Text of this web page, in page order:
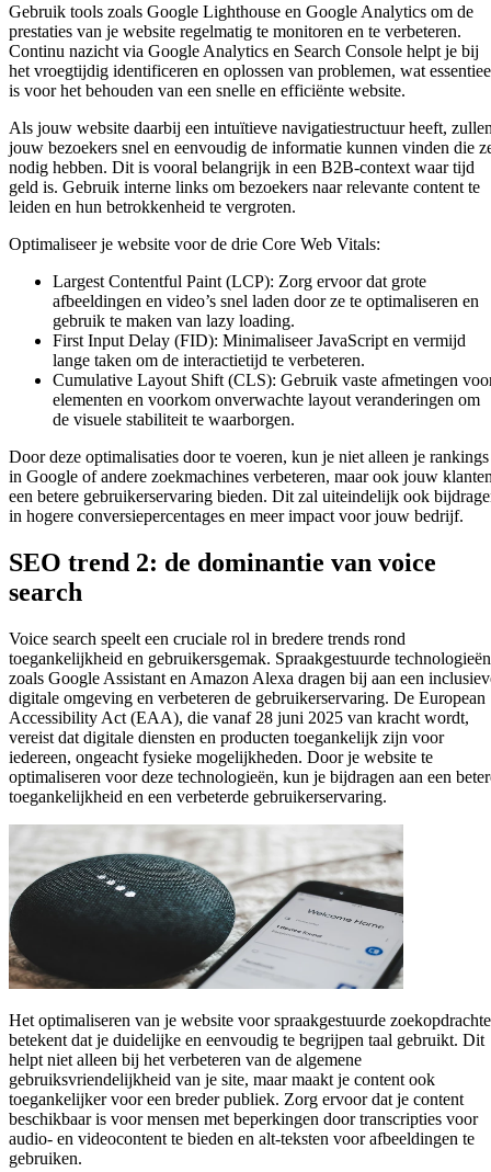
Gebruik tools zoals Google Lighthouse en Google Analytics om de
prestaties van je website regelmatig te monitoren en te verbeteren.
Continu nazicht via Google Analytics en Search Console helpt je bij
het vroegtijdig identificeren en oplossen van problemen, wat
is voor het behouden van een snelle en efficiënte website.
Als jouw website daarbij een intuïtieve navigatiestructuur heeft,
jouw bezoekers snel en eenvoudig de informatie kunnen vinden die
nodig hebben. Dit is vooral belangrijk in een B2B-context waar tijd
geld is. Gebruik interne links om bezoekers naar relevante content te
leiden en hun betrokkenheid te vergroten.
Optimaliseer je website voor de drie Core Web Vitals:
Largest Contentful Paint (LCP): Zorg ervoor dat grote
afbeeldingen en video’s snel laden door ze te optimaliseren en
gebruik te maken van lazy loading.
First Input Delay (FID): Minimaliseer JavaScript en vermijd
lange taken om de interactietijd te verbeteren.
Cumulative Layout Shift (CLS): Gebruik vaste afmetingen
elementen en voorkom onverwachte layout veranderingen om
de visuele stabiliteit te waarborgen.
Door deze optimalisaties door te voeren, kun je niet alleen je rankings
in Google of andere zoekmachines verbeteren, maar ook jouw
een betere gebruikerservaring bieden. Dit zal uiteindelijk ook
in hogere conversiepercentages en meer impact voor jouw bedrijf.
SEO trend 2: de dominantie van voice
search
Voice search speelt een cruciale rol in bredere trends rond
toegankelijkheid en gebruikersgemak. Spraakgestuurde technologieën
zoals Google Assistant en Amazon Alexa dragen bij aan een
digitale omgeving en verbeteren de gebruikerservaring. De European
Accessibility Act (EAA), die vanaf 28 juni 2025 van kracht wordt,
vereist dat digitale diensten en producten toegankelijk zijn voor
iedereen, ongeacht fysieke mogelijkheden. Door je website te
optimaliseren voor deze technologieën, kun je bijdragen aan een
toegankelijkheid en een verbeterde gebruikerservaring.
Het optimaliseren van je website voor spraakgestuurde
betekent dat je duidelijke en eenvoudig te begrijpen taal gebruikt. Dit
helpt niet alleen bij het verbeteren van de algemene
gebruiksvriendelijkheid van je site, maar maakt je content ook
toegankelijker voor een breder publiek. Zorg ervoor dat je content
beschikbaar is voor mensen met beperkingen door transcripties voor
audio- en videocontent te bieden en alt-teksten voor afbeeldingen te
gebruiken.